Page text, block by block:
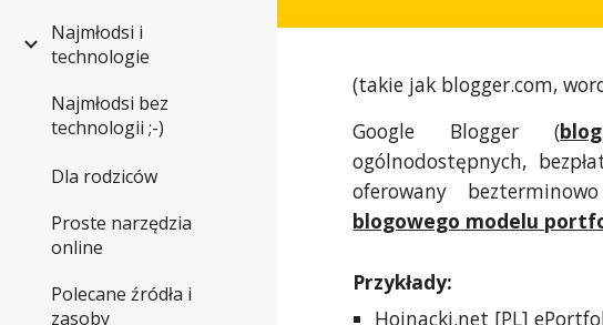
Najmłodsi i
technologie
Najmłodsi bez
technologii ;-)
Dla rodziców
Proste narzędzia
online
Polecane źródła i
zasoby
(takie jak blogger.com,
Google Blogger (
ogólnodostępnych,
oferowany
blogowego modelu
Przykłady:
Hojnacki.net [PL]